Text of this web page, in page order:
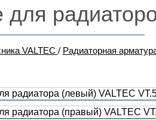
VALTEC / Радиаторная
радиатора (левый) VALTEC
радиатора (правый) VALTEC